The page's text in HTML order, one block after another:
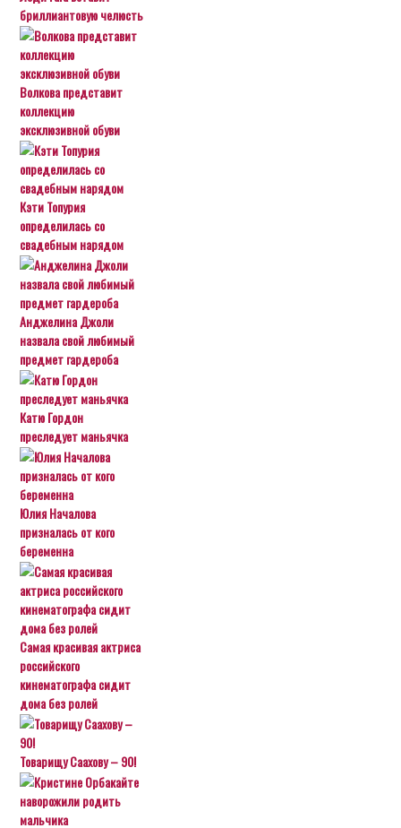
бриллиантовую челюсть
Волкова представит
коллекцию
эксклюзивной обуви
Кэти Топурия
определилась со
свадебным нарядом
Анджелина Джоли
назвала свой любимый
предмет гардероба
Катю Гордон
преследует маньячка
Юлия Началова
призналась от кого
беременна
Самая красивая актриса
российского
кинематографа сидит
дома без ролей
Товарищу Саахову – 90!